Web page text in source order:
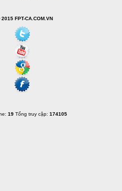
FPT-CA.COM.VN
19 Tổng truy cập: 174105